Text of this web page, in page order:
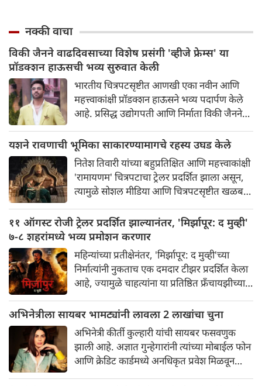
नक्की वाचा
विकी जैनने वाढदिवसाच्या विशेष प्रसंगी 'व्हीजे फ्रेम्स' या
प्रॉडक्शन हाऊसची भव्य सुरुवात केली
भारतीय चित्रपटसृष्टीत आणखी एका नवीन आणि
महत्त्वाकांक्षी प्रॉडक्शन हाऊसने भव्य पदार्पण केले
आहे. प्रसिद्ध उद्योगपती आणि निर्माता विकी जैनने
आपल्या नवीन प्रॉडक्शन बॅनरची अधिकृतपणे घोषणा
केली. या नवीन बॅनरचा पहिला प्रकल्प इतका भव्य
आहे की त्याने चाहत्यांमध्ये आधीच खळबळ उडवून
दिली आहे.
यशने रावणाची भूमिका साकारण्यामागचे रहस्य उघड केले
नितेश तिवारी यांच्या बहुप्रतिक्षित आणि महत्त्वाकांक्षी
'रामायणम' चित्रपटाचा ट्रेलर प्रदर्शित झाला असून,
त्यामुळे सोशल मीडिया आणि चित्रपटसृष्टीत खळबळ
मोठ्या प्रमाणावर चर्चा होत असली तरी, ज्या एका
गोष्टीने सर्वाधिक लक्ष वेधून घेतले आहे आणि
प्रेक्षकांना रोमांचित केले आहे, ती म्हणजे 'रॉकिंग
स्टार' यशने साकारलेली रावणाची भूमिका.
११ ऑगस्ट रोजी ट्रेलर प्रदर्शित झाल्यानंतर, 'मिर्झापूर: द मुव्ही'
७-८ शहरांमध्ये भव्य प्रमोशन करणार
महिन्यांच्या प्रतीक्षेनंतर, 'मिर्झापूर: द मुव्ही'च्या
निर्मात्यांनी नुकताच एक दमदार टीझर प्रदर्शित केला
आहे, ज्यामुळे चाहत्यांना या प्रतिष्ठित फ्रँचायझीच्या
मिळाली आहे. पंकज त्रिपाठी, अली फजल आणि
दिव्येंदू शर्मा पुन्हा एकदा त्यांच्या चाहत्यांच्या
आवडत्या भूमिका साकारत आहे.
अभिनेत्रीला सायबर भामट्यांनी लावला 2 लाखांचा चुना
अभिनेत्री कीर्ती कुल्हारी यांची सायबर फसवणुक
झाली आहे. अज्ञात गुन्हेगारांनी त्यांच्या मोबाईल फोन
आणि क्रेडिट कार्डमध्ये अनधिकृत प्रवेश मिळवून